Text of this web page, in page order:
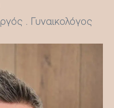
. Γυναικολόγος